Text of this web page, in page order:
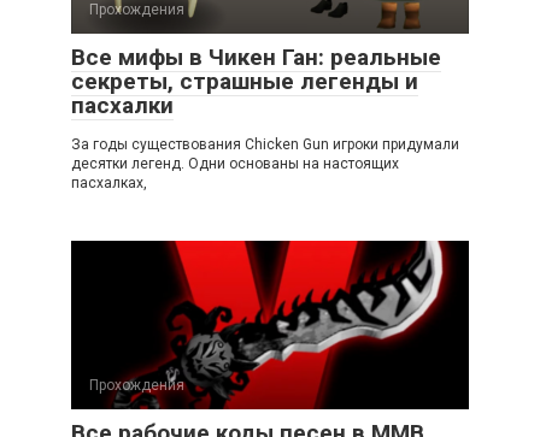
Прохождения
Все мифы в Чикен Ган: реальные
секреты, страшные легенды и
пасхалки
За годы существования Chicken Gun игроки придумали
десятки легенд. Одни основаны на настоящих
пасхалках,
Прохождения